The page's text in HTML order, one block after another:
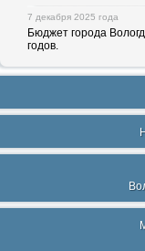
7 декабря 2025 года
Бюджет города
годов.